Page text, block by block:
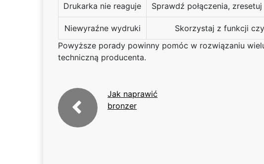
Drukarka nie reaguje Sprawdź połączenia,
Niewyraźne wydruki
Skorzystaj z funkcji
Powyższe porady powinny pomóc w rozwiązaniu
techniczną producenta.
Jak naprawić
bronzer